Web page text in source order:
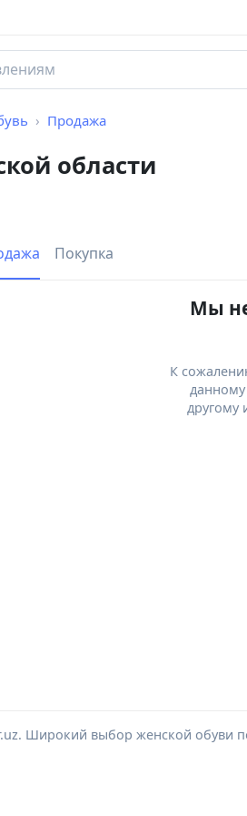
Продажа
области
Покупка
Мы
К
данному
другому
Широкий выбор женской обуви